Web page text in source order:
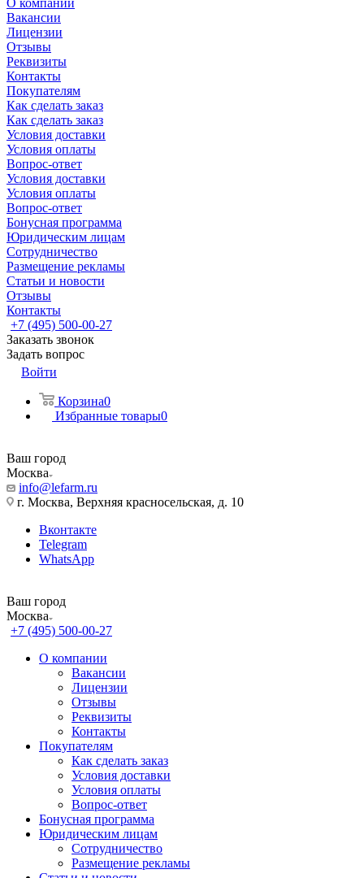
О компании
Вакансии
Лицензии
Отзывы
Реквизиты
Контакты
Покупателям
Как сделать заказ
Как сделать заказ
Условия доставки
Условия оплаты
Вопрос-ответ
Условия доставки
Условия оплаты
Вопрос-ответ
Бонусная программа
Юридическим лицам
Сотрудничество
Размещение рекламы
Статьи и новости
Отзывы
Контакты
+7 (495) 500-00-27
Заказать звонок
Задать вопрос
Войти
Корзина0
Избранные товары0
Ваш город
Москва
info@lefarm.ru
г. Москва, Верхняя красносельская, д. 10
Вконтакте
Telegram
WhatsApp
Ваш город
Москва
+7 (495) 500-00-27
О компании
Вакансии
Лицензии
Отзывы
Реквизиты
Контакты
Покупателям
Как сделать заказ
Условия доставки
Условия оплаты
Вопрос-ответ
Бонусная программа
Юридическим лицам
Сотрудничество
Размещение рекламы